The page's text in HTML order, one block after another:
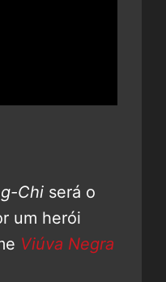
Chi será o
um herói
Viúva Negra